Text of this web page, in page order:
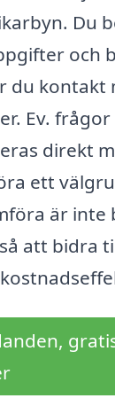
Du
och
du kontakt
Ev.
direkt
ett
är inte
att bidra